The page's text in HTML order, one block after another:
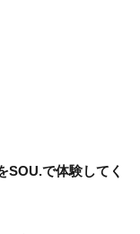
SOU.で体験してく